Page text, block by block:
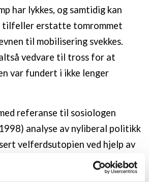
har lykkes, og samtidig kan
tilfeller erstatte tomrommet
til mobilisering svekkes.
vedvare til tross for at
var fundert i ikke lenger
referanse til sosiologen
analyse av nyliberal politikk
velferdsutopien ved hjelp av
utopisk og samtidig tid.
forventningen om økt